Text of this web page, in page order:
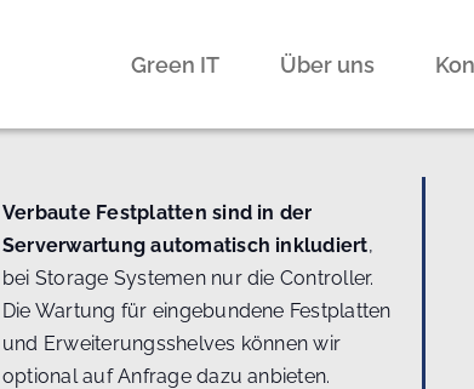
Green IT Über uns
Verbaute Festplatten sind in der
Serverwartung automatisch inkludiert,
bei Storage Systemen nur die Controller.
Die Wartung für eingebundene Festplatten
und Erweiterungsshelves können wir
optional auf Anfrage dazu anbieten.